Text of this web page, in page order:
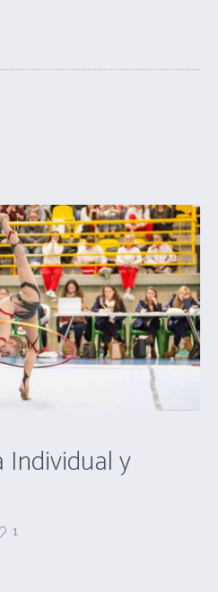
Individual y
1